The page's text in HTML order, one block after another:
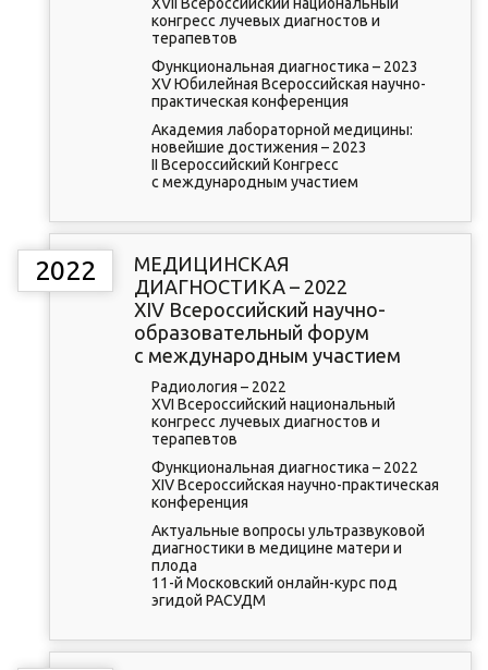
конгресс лучевых диагностов и
терапевтов
Функциональная диагностика – 2023
XV Юбилейная Всероссийская научно-
практическая конференция
Академия лабораторной медицины:
новейшие достижения – 2023
II Всероссийский Конгресс
с международным участием
2022
МЕДИЦИНСКАЯ
ДИАГНОСТИКА – 2022
XIV Всероссийский научно-
образовательный форум
с международным участием
Радиология – 2022
XVI Всероссийский национальный
конгресс лучевых диагностов и
терапевтов
Функциональная диагностика – 2022
XIV Всероссийская научно-практическая
конференция
Актуальные вопросы ультразвуковой
диагностики в медицине матери и
плода
11-й Московский онлайн-курс под
эгидой РАСУДМ